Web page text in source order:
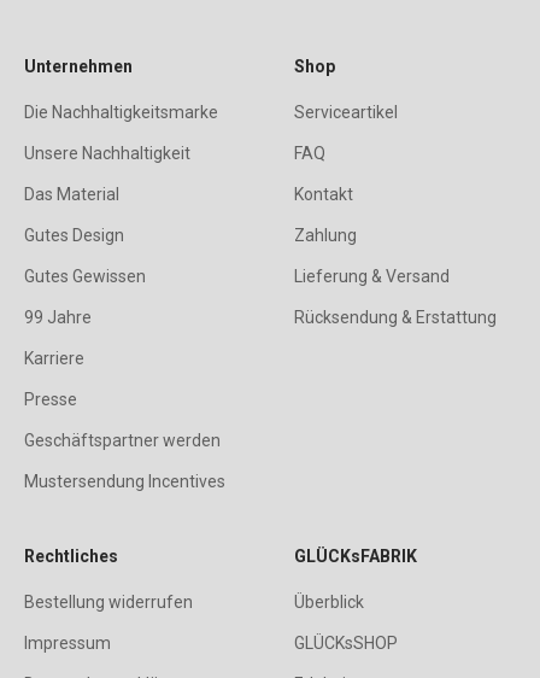
Unternehmen
Die Nachhaltigkeitsmarke
Unsere Nachhaltigkeit
Das Material
Gutes Design
Gutes Gewissen
99 Jahre
Karriere
Presse
Geschäftspartner werden
Mustersendung Incentives
Shop
Serviceartikel
FAQ
Kontakt
Zahlung
Lieferung & Versand
Rücksendung & Erstattung
Rechtliches
Bestellung widerrufen
Impressum
GLÜCKsFABRIK
Überblick
GLÜCKsSHOP